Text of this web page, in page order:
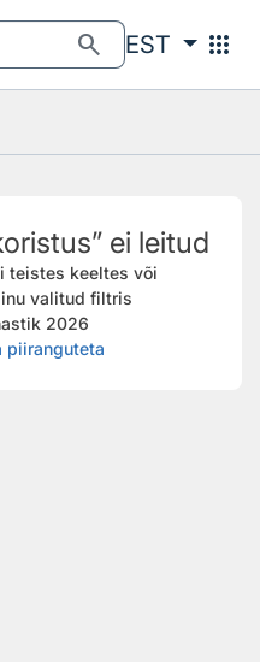
search EST apps
ei leitud
teistes keeltes või
valitud filtris
2026
piiranguteta